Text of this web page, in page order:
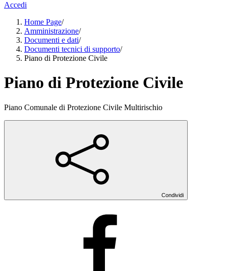
Accedi
Home Page/
Amministrazione/
Documenti e dati/
Documenti tecnici di supporto/
Piano di Protezione Civile
Piano di Protezione Civile
Piano Comunale di Protezione Civile Multirischio
Condividi